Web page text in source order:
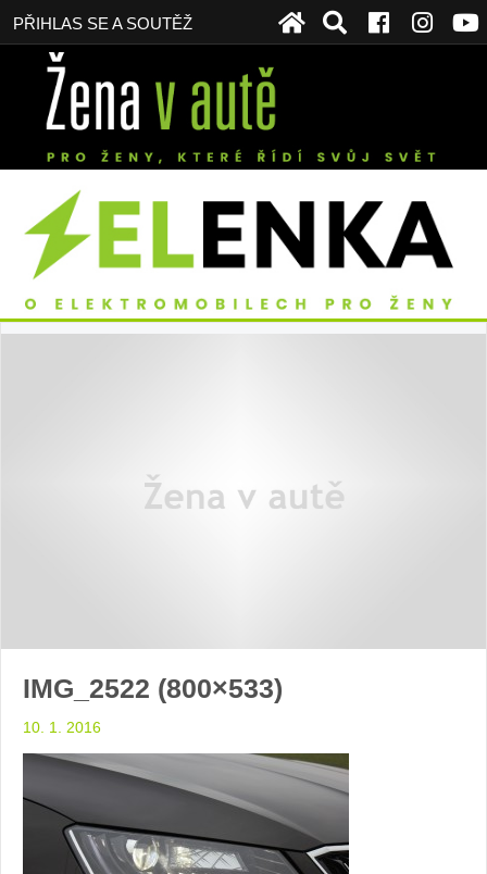
PŘIHLAS SE A SOUTĚŽ
IMG_2522 (800×533)
10. 1. 2016